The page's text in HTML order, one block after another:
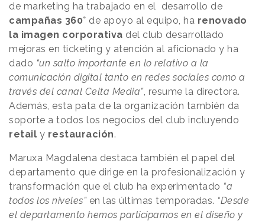
de marketing ha trabajado en el desarrollo de
campañas 360° de apoyo al equipo, ha renovado
la imagen corporativa del club desarrollado
mejoras en ticketing y atención al aficionado y ha
dado “un salto importante en lo relativo a la
comunicación digital tanto en redes sociales como a
través del canal Celta Media”, resume la directora.
Además, esta pata de la organización también da
soporte a todos los negocios del club incluyendo
retail y restauración.
Maruxa Magdalena destaca también el papel del
departamento que dirige en la profesionalización y
transformación que el club ha experimentado “a
todos los niveles” en las últimas temporadas. “Desde
el departamento hemos participamos en el diseño y